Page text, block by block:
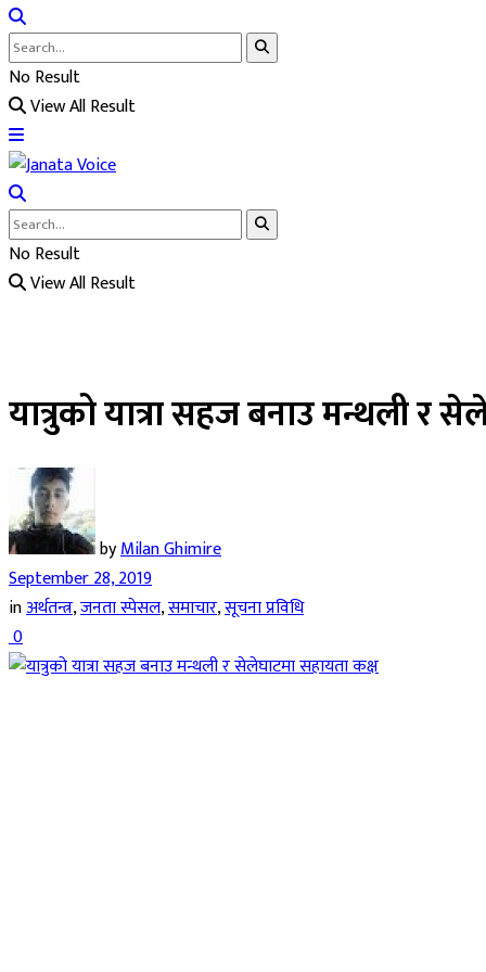
No Result
View All Result
No Result
View All Result
यात्रुको यात्रा सहज बनाउ मन्थली र
byMilan Ghimire
September 28, 2019
inअर्थतन्त्र,जनता स्पेसल,समाचार,सूचना प्रविधि
0